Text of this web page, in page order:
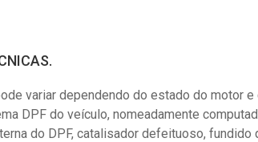
variar dependendo do estado do motor
DPF do veículo, nomeadamente
do DPF, catalisador defeituoso,